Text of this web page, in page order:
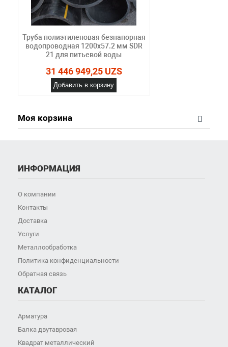
Труба полиэтиленовая безнапорная
водопроводная 1200х57.2 мм SDR
21 для питьевой воды
31 446 949,25 UZS
Добавить в корзину
Моя корзина
ИНФОРМАЦИЯ
О компании
Контакты
Доставка
Услуги
Металлообработка
Политика конфиденциальности
Обратная связь
КАТАЛОГ
Арматура
Балка двутавровая
Квадрат металлический